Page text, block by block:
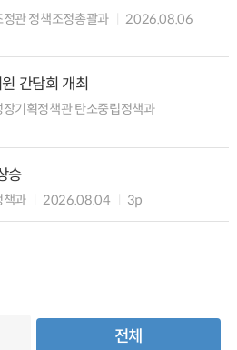
관 정책조정총괄과
2026.08.06
간담회 개최
기획정책관 탄소중립정책과
승
책과 2026.08.04 3p
전체